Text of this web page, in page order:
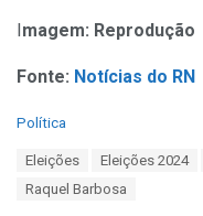
magem: Reprodução
Fonte: Notícias do RN
C
Política
Eleições Eleições 2024
Raquel Barbosa